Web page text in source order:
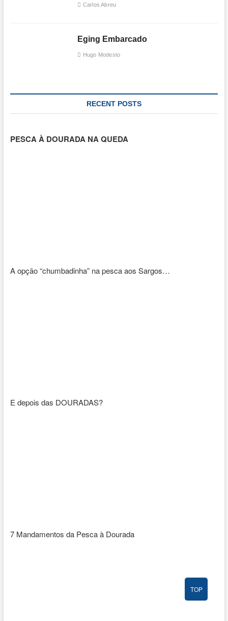
Carlos Abreu
Eging Embarcado
Hugo Modesto
RECENT POSTS
PESCA À DOURADA NA QUEDA
A opção “chumbadinha” na pesca aos Sargos…
E depois das DOURADAS?
7 Mandamentos da Pesca à Dourada
TOP